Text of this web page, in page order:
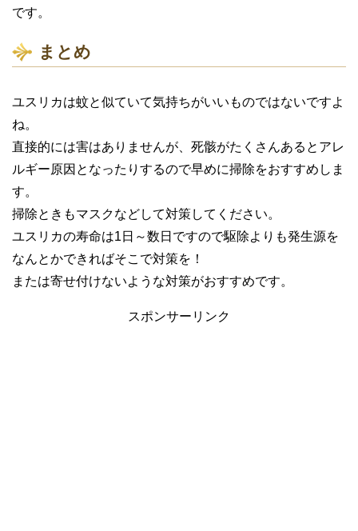
です。
まとめ
ユスリカは蚊と似ていて気持ちがいいものではないですよ
ね。
直接的には害はありませんが、死骸がたくさんあるとアレ
ルギー原因となったりするので早めに掃除をおすすめしま
す。
掃除ときもマスクなどして対策してください。
ユスリカの寿命は1日～数日ですので駆除よりも発生源を
なんとかできればそこで対策を！
または寄せ付けないような対策がおすすめです。
スポンサーリンク